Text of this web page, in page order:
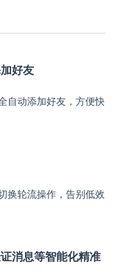
好友
自动添加好友，方便快
换轮流操作，告别低效
消息等智能化精准